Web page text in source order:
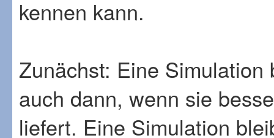
kennen kann.
Zunächst: Eine
auch dann, wenn sie
liefert. Eine Simulation